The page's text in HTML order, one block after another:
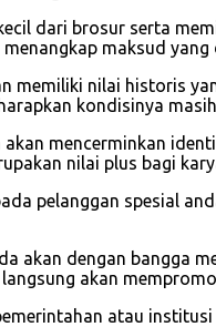
dari brosur serta
maksud yang
memiliki nilai historis
kondisinya
mencerminkan
nilai plus bagi
pelanggan spesial
akan dengan bangga
akan
atau